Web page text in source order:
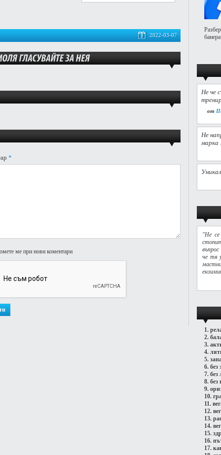
2022-03-07
*
ме при нови коментари
банера
Не че
от
Не
марка
"Не се
че тя
1.
2.
3.
4.
5.
6. без
7. без
8. без
9.
10.
11.
12.
13.
14.
15.
16.
17.